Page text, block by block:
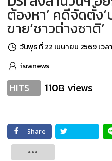
ต้องหา’ คดีจัดตั้ง
ขาย‘ชาวต่างชาติ’
วันพุธ ที่ 22 เมษายน 2569 เวลา
isranews
HITS 1108 views
Share